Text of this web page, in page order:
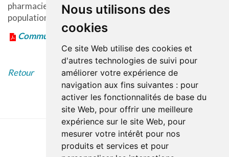
Nous utilisons des
cookies
Ce site Web utilise des cookies et
d'autres technologies de suivi pour
améliorer votre expérience de
navigation aux fins suivantes : pour
activer les fonctionnalités de base du
site Web, pour offrir une meilleure
expérience sur le site Web, pour
mesurer votre intérêt pour nos
produits et services et pour
pharmaciens. Le CISSS des Laurentides remercie la
population pour sa collaboration.
Communiqué en format PDF
Retour
Dernière mise à jour : 27 avril 2023